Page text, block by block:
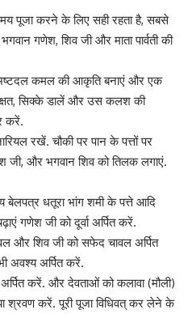
पूजा करने के लिए सही रहता है, सबसे
भगवानगणेश, शिव जी और माता पार्वती की
कमल की आकृति बनाएं और एक
सिक्के डालें और उस कलश की
करें.
रखें. चौकी पर पान के पत्तों पर
जी, और भगवान शिव को तिलक लगाएं.
धतूरा भांग शमी के पत्ते आदि
गणेश जी को दूर्वा अर्पित करें.
और शिव जी को सफेद चावल अर्पित
अवश्य अर्पित करें.
करें. और देवताओं को कलावा (मौली)
श्रवण करें. पूरी पूजा विधिवत् कर लेने के